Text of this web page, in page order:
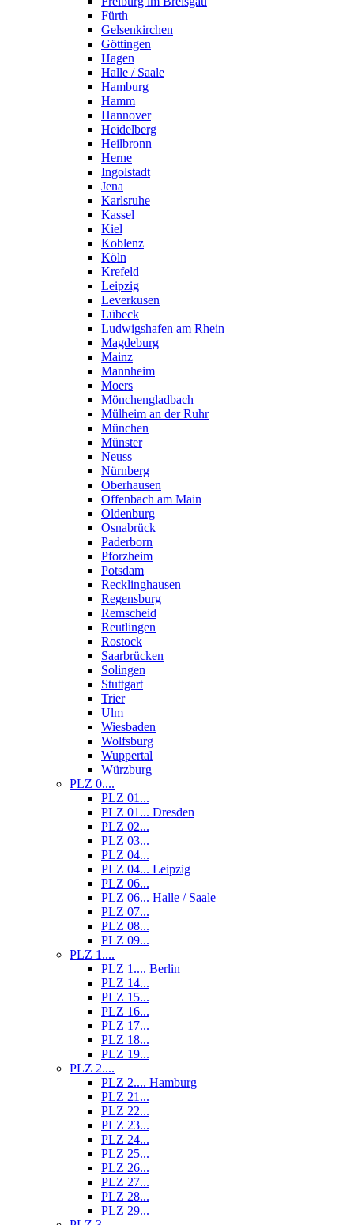
Fürth
Gelsenkirchen
Göttingen
Hagen
Halle / Saale
Hamburg
Hamm
Hannover
Heidelberg
Heilbronn
Herne
Ingolstadt
Jena
Karlsruhe
Kassel
Kiel
Koblenz
Köln
Krefeld
Leipzig
Leverkusen
Lübeck
Ludwigshafen am Rhein
Magdeburg
Mainz
Mannheim
Moers
Mönchengladbach
Mülheim an der Ruhr
München
Münster
Neuss
Nürnberg
Oberhausen
Offenbach am Main
Oldenburg
Osnabrück
Paderborn
Pforzheim
Potsdam
Recklinghausen
Regensburg
Remscheid
Reutlingen
Rostock
Saarbrücken
Solingen
Stuttgart
Trier
Ulm
Wiesbaden
Wolfsburg
Wuppertal
Würzburg
PLZ 0....
PLZ 01...
PLZ 01... Dresden
PLZ 02...
PLZ 03...
PLZ 04...
PLZ 04... Leipzig
PLZ 06...
PLZ 06... Halle / Saale
PLZ 07...
PLZ 08...
PLZ 09...
PLZ 1....
PLZ 1.... Berlin
PLZ 14...
PLZ 15...
PLZ 16...
PLZ 17...
PLZ 18...
PLZ 19...
PLZ 2....
PLZ 2.... Hamburg
PLZ 21...
PLZ 22...
PLZ 23...
PLZ 24...
PLZ 25...
PLZ 26...
PLZ 27...
PLZ 28...
PLZ 29...